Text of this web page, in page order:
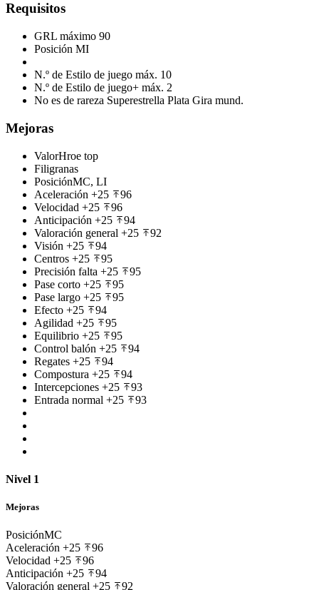
Requisitos
GRL máximo 90
Posición MI
N.º de Estilo de juego máx. 10
N.º de Estilo de juego+ máx. 2
No es de rareza Superestrella Plata Gira mund.
Mejoras
ValorHroe top
Filigranas
PosiciónMC, LI
Aceleración +25
96
Velocidad +25
96
Anticipación +25
94
Valoración general +25
92
Visión +25
94
Centros +25
95
Precisión falta +25
95
Pase corto +25
95
Pase largo +25
95
Efecto +25
94
Agilidad +25
95
Equilibrio +25
95
Control balón +25
94
Regates +25
94
Compostura +25
94
Intercepciones +25
93
Entrada normal +25 93
Nivel 1
Mejoras
PosiciónMC
Aceleración +25
96
Velocidad +25
96
Anticipación +25
94
Valoración general +25 92